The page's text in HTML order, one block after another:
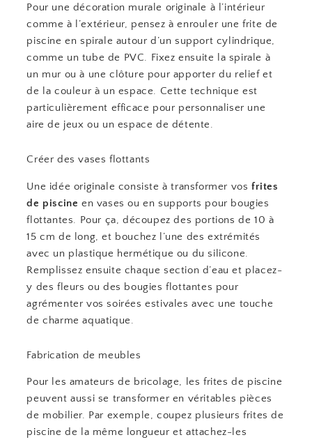
Pour une décoration murale originale à l’intérieur
comme à l’extérieur, pensez à enrouler une frite de
piscine en spirale autour d’un support cylindrique,
comme un tube de PVC. Fixez ensuite la spirale à
un mur ou à une clôture pour apporter du relief et
de la couleur à un espace. Cette technique est
particulièrement efficace pour personnaliser une
aire de jeux ou un espace de détente.
Créer des vases flottants
Une idée originale consiste à transformer vosfrites
de piscine en vases ou en supports pour bougies
flottantes. Pour ça, découpez des portions de 10 à
15 cm de long, et bouchez l’une des extrémités
avec un plastique hermétique ou du silicone.
Remplissez ensuite chaque section d’eau et placez-
y des fleurs ou des bougies flottantes pour
agrémenter vos soirées estivales avec une touche
de charme aquatique.
Fabrication de meubles
Pour les amateurs de bricolage, les frites de piscine
peuvent aussi se transformer en véritables pièces
de mobilier. Par exemple, coupez plusieurs frites de
piscine de la même longueur et attachez-les